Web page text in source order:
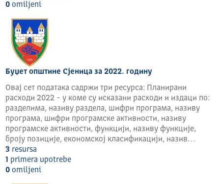
0 omilјeni
Буџет општине Сјеница за 2022. годину
Овај сет података садржи три ресурса: Планирани
расходи 2022 - у коме су исказани расходи и издаци по:
разделима, називу раздела, шифри програма, називу
програма, шифри програмске активности, називу
програмске активности, функцији, називу функције,
броју позиције, економској класификацији, назив…
3 resursa
1 primera upotrebe
0 omilјeni